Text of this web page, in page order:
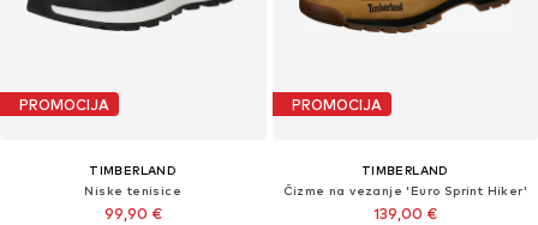
PROMOCIJA
TIMBERLAND
Niske tenisice
99,90 €
PROMOCIJA
TIMBERLAND
Čizme na vezanje 'Euro Sprint Hiker'
139,00 €